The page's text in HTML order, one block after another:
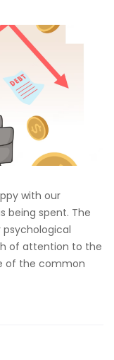
with our
being spent. The
of attention to the
of the common